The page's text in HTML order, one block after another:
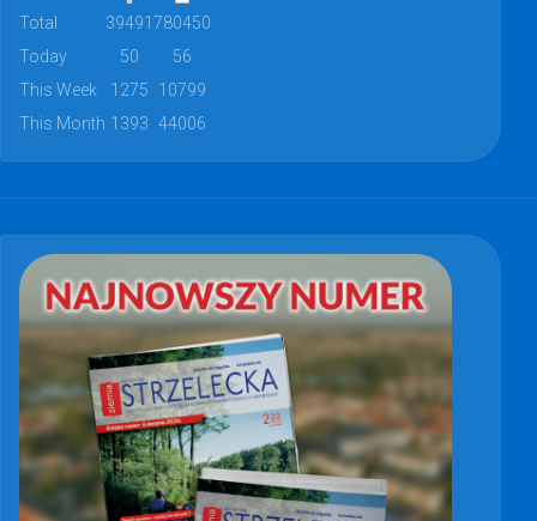
Total 39491780450
Today
50
56
This Week
1275
10799
This Month 1393 44006